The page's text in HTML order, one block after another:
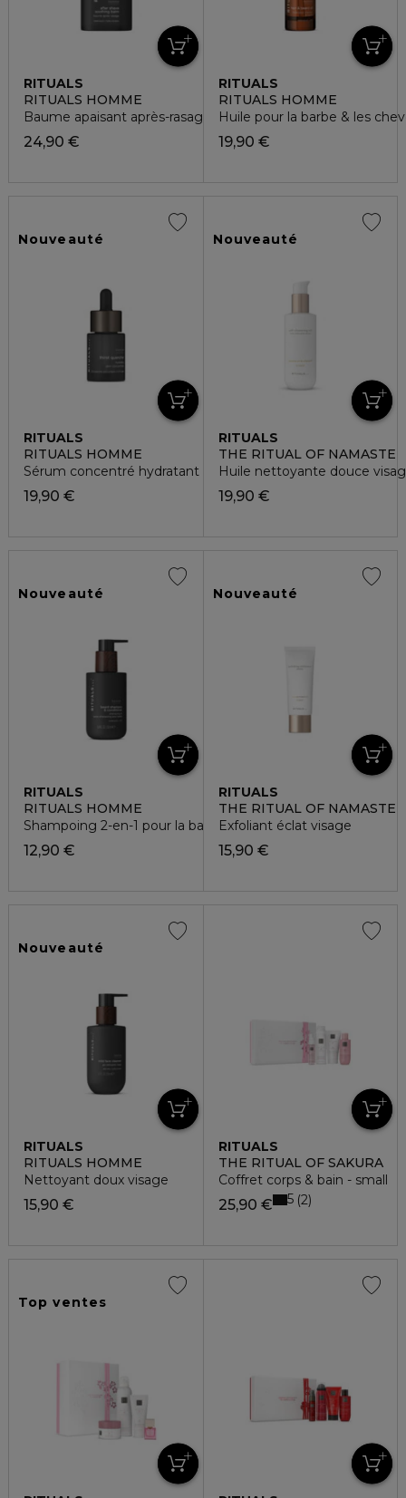
RITUALS
RITUALS HOMME
Baume apaisant après-rasage
24,90 €
RITUALS
RITUALS HOMME
Huile pour la barbe & les
19,90 €
Nouveauté
RITUALS
RITUALS HOMME
Sérum concentré hydratant visage
19,90 €
Nouveauté
RITUALS
THE RITUAL OF NAMASTE
Huile nettoyante douce
19,90 €
Nouveauté
RITUALS
RITUALS HOMME
Shampoing 2-en-1 pour la barbe
12,90 €
Nouveauté
RITUALS
THE RITUAL OF NAMASTE
Exfoliant éclat visage
15,90 €
Nouveauté
RITUALS
RITUALS HOMME
Nettoyant doux visage
15,90 €
RITUALS
THE RITUAL OF SAKURA
Coffret corps & bain - small
25,90 € 5 2
Top ventes